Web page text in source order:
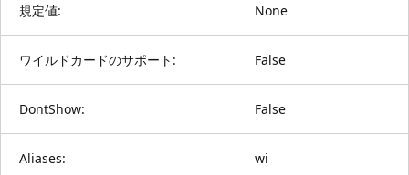
規定値: None
ワイルドカードのサポート: False
DontShow: False
Aliases: wi